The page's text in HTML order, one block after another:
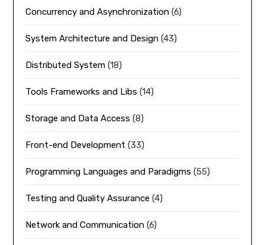
Concurrency and Asynchronization (6)
System Architecture and Design (43)
Distributed System (18)
Tools Frameworks and Libs (14)
Storage and Data Access (8)
Front-end Development (33)
Programming Languages and Paradigms (55)
Testing and Quality Assurance (4)
Network and Communication (6)